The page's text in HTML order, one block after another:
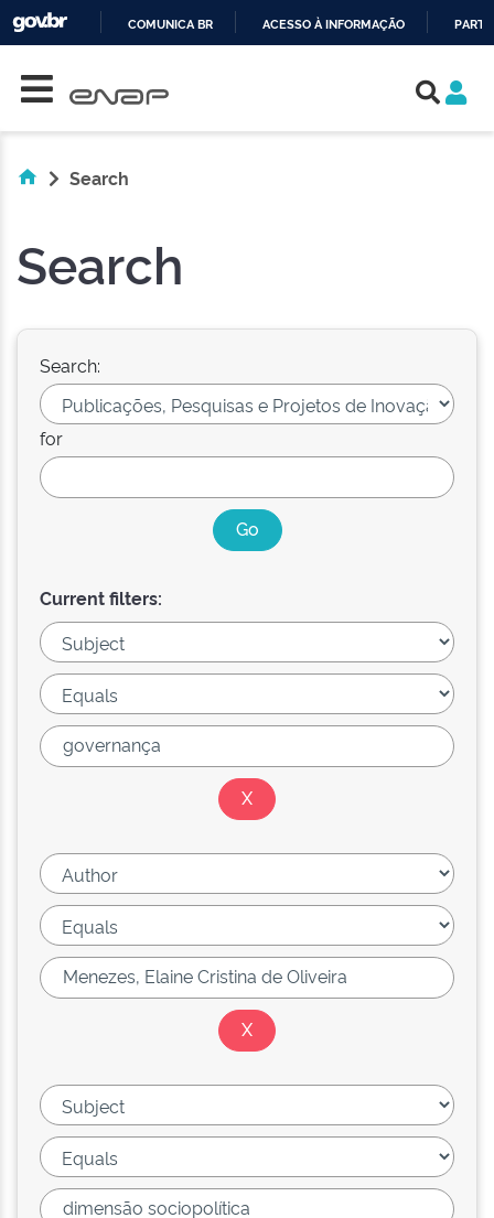
COMUNICA BR ACESSO À INFORMAÇÃO
Search
Search
Search:
for
Current filters: